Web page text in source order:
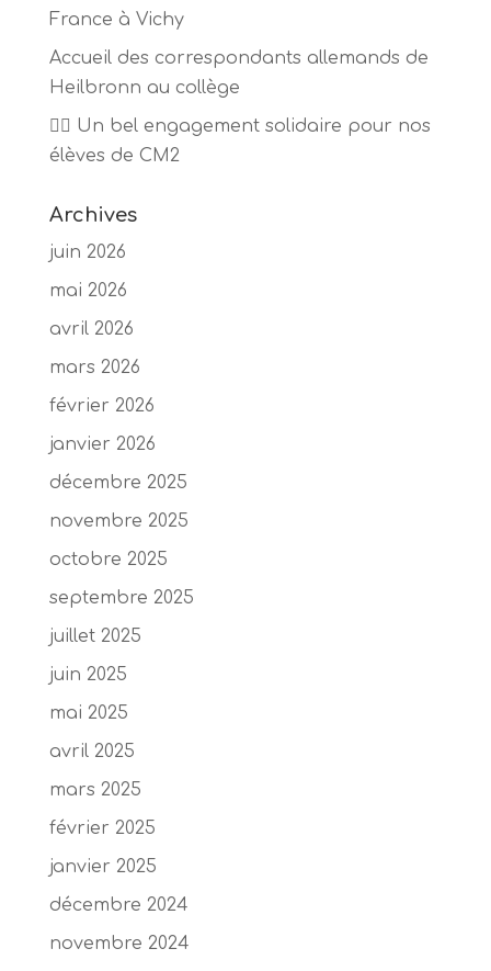
France à Vichy
Accueil des correspondants allemands de
Heilbronn au collège
🏃‍♂️ Un bel engagement solidaire pour nos
élèves de CM2
Archives
juin 2026
mai 2026
avril 2026
mars 2026
février 2026
janvier 2026
décembre 2025
novembre 2025
octobre 2025
septembre 2025
juillet 2025
juin 2025
mai 2025
avril 2025
mars 2025
février 2025
janvier 2025
décembre 2024
novembre 2024